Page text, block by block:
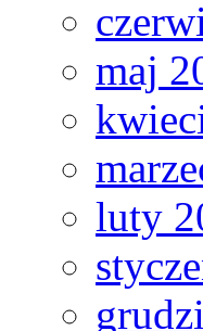
maj
luty